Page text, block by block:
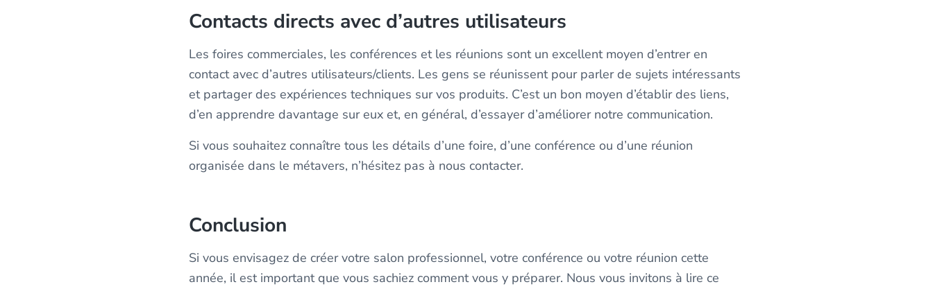
Contacts directs avec d’autres utilisateurs
Les foires commerciales, les conférences et les réunions sont un excellent moyen d’entrer en
contact avec d’autres utilisateurs/clients. Les gens se réunissent pour parler de sujets intéressants
et partager des expériences techniques sur vos produits. C’est un bon moyen d’établir des liens,
d’en apprendre davantage sur eux et, en général, d’essayer d’améliorer notre communication.
Si vous souhaitez connaître tous les détails d’une foire, d’une conférence ou d’une réunion
organisée dans le métavers, n’hésitez pas à nous contacter.
Conclusion
Si vous envisagez de créer votre salon professionnel, votre conférence ou votre réunion cette
année, il est important que vous sachiez comment vous y préparer. Nous vous invitons à lire ce